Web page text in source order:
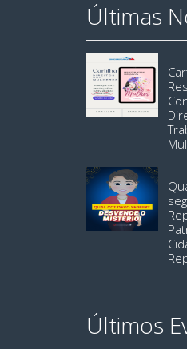
Últimas
Últimos